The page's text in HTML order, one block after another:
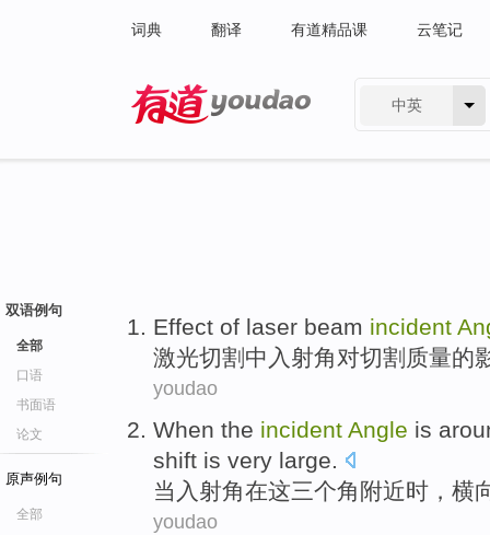
词典 翻译 有道精品课 云笔记
中英
双语例句
全部
口语
书面语
论文
原声例句
全部
Effect of laser beam incident
激光切割 中 入射角对切割 质量的
youdao
When the incident Angle is
shift is very large.
当 入射角在这三个角附近时 ， 横
youdao